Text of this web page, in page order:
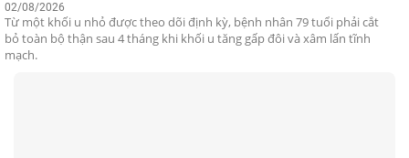
02/08/2026
Từ một khối u nhỏ được theo dõi định kỳ, bệnh nhân 79 tuổi phải cắt
bỏ toàn bộ thận sau 4 tháng khi khối u tăng gấp đôi và xâm lấn tĩnh
mạch.